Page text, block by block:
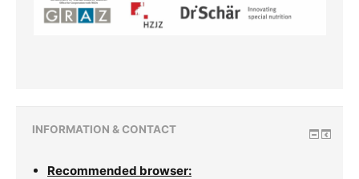
INFORMATION & CONTACT
Recommended browser: